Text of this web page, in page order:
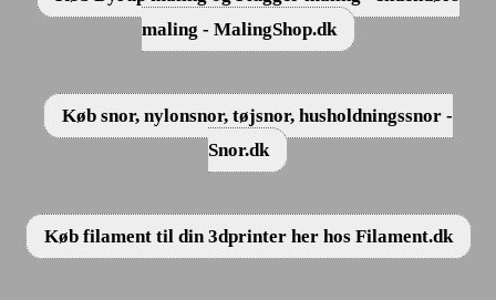
maling - MalingShop.dk
Køb snor, nylonsnor, tøjsnor, husholdningssnor -
Snor.dk
Køb filament til din 3dprinter her hos Filament.dk